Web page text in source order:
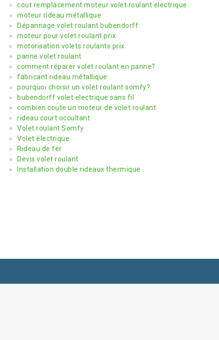
cout remplacement moteur volet roulant electrique
moteur rideau métallique
Dépannage volet roulant bubendorff
moteur pour volet roulant prix
motorisation volets roulants prix
panne volet roulant
comment réparer volet roulant en panne?
fabricant rideau métallique
pourquoi choisir un volet roulant somfy?
bubendorff volet electrique sans fil
combien coute un moteur de volet roulant
rideau court occultant
Volet roulant Somfy
Volet électrique
Rideau de fer
Devis volet roulant
Installation double rideaux thermique